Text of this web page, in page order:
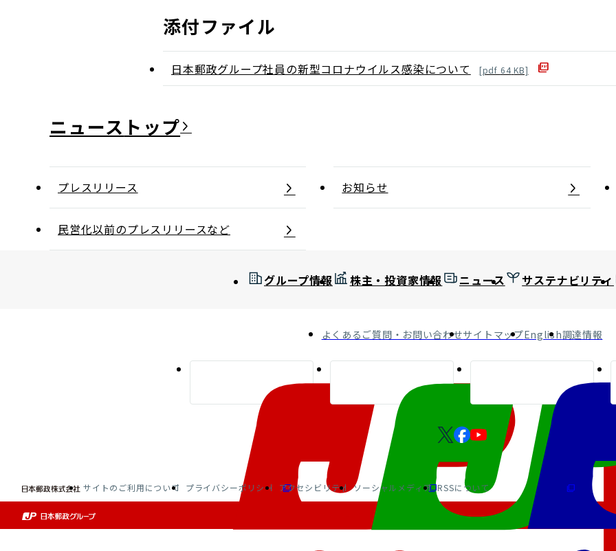
添付ファイル
日本郵政グループ社員の新型コロナウイルス感染について [pdf 64 KB]
ニュース
プレスリリース お知らせ
民営化以前のプレスリリースなど
グループ情報 株主・投資家情報 ニュース サステナビリティ
よくあるご質問・お問い合わせサイトマップEnglish調達情報
サイトのご利用について プライバシーポリシー アクセシビリティ ソーシャルメディア RSSについて